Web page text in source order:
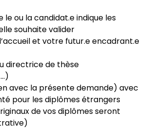
ou la candidat.e indique les
souhaite valider
et votre futur.e encadrant.e
directrice de thèse
avec la présente demande) avec
pour les diplômes étrangers
de vos diplômes seront